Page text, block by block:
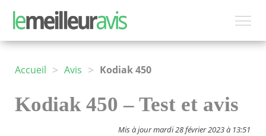
Accueil > Avis > Kodiak 450
Kodiak 450 – Test et avis
Mis à jour mardi 28 février 2023 à 13:51